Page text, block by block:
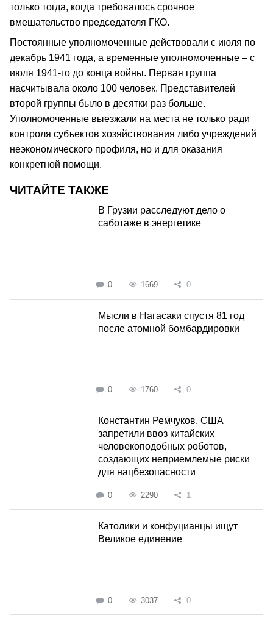
только тогда, когда требовалось срочное
вмешательство председателя ГКО.
Постоянные уполномоченные действовали с июля по
декабрь 1941 года, а временные уполномоченные – с
июля 1941-го до конца войны. Первая группа
насчитывала около 100 человек. Представителей
второй группы было в десятки раз больше.
Уполномоченные выезжали на места не только ради
контроля субъектов хозяйствования либо учреждений
неэкономического профиля, но и для оказания
конкретной помощи.
ЧИТАЙТЕ ТАКЖЕ
В Грузии расследуют дело о
саботаже в энергетике
0 1669 0
Мысли в Нагасаки спустя 81 год
после атомной бомбардировки
0 1760 0
Константин Ремчуков. США
запретили ввоз китайских
человекоподобных роботов,
создающих неприемлемые риски
для нацбезопасности
0 2290 1
Католики и конфуцианцы ищут
Великое единение
0 3037 0